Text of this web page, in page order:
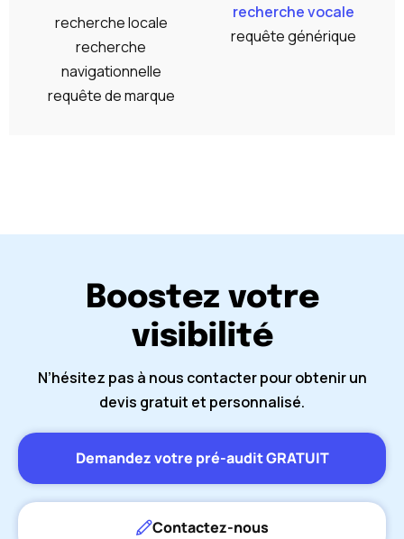
recherche locale
recherche
navigationnelle
requête de marque
recherche vocale
requête générique
Boostez votre
visibilité
N’hésitez pas à nous contacter pour obtenir un
devis gratuit et personnalisé.
Demandez votre pré-audit GRATUIT
Contactez-nous